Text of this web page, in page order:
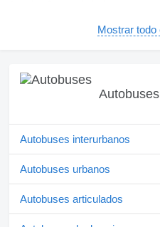
This bus has the following
- Leather steering wheel
- Wireless charger in the glove
- Front and rear parking aid
Therefore, the price is higher
– 9-speed automatic
– LED headlights
– Automatic high beam
– Lane departure warning
Mostrar todo
Autobuses
Autobuses interurbanos
Autobuses urbanos
Autobuses articulados